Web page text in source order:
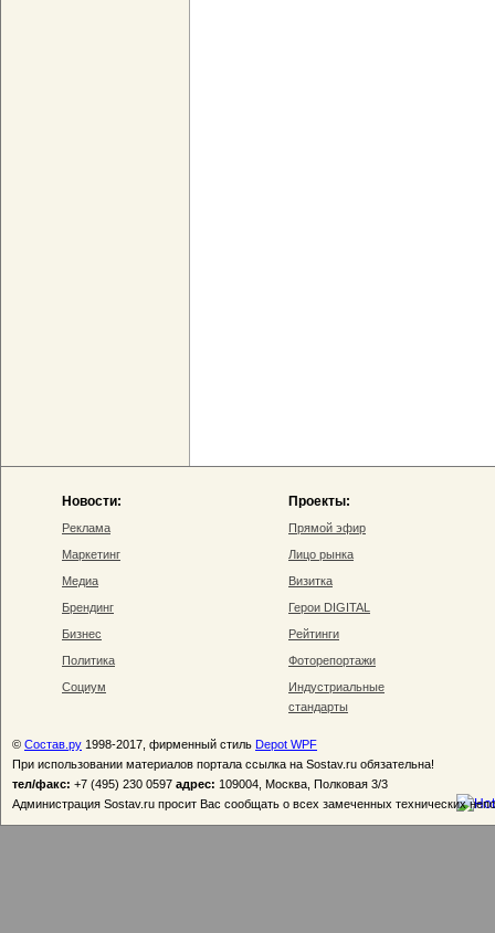
Новости:
Реклама
Маркетинг
Медиа
Брендинг
Бизнес
Политика
Социум
Проекты:
Прямой эфир
Лицо рынка
Визитка
Герои DIGITAL
Рейтинги
Фоторепортажи
Индустриальные
стандарты
© Состав.ру 1998-2017, фирменный стиль Depot WPF
При использовании материалов портала ссылка на Sostav.ru обязательна!
тел/факс: +7 (495) 230 0597 адрес: 109004, Москва, Полковая 3/3
Администрация Sostav.ru просит Вас сообщать о всех замеченных технических